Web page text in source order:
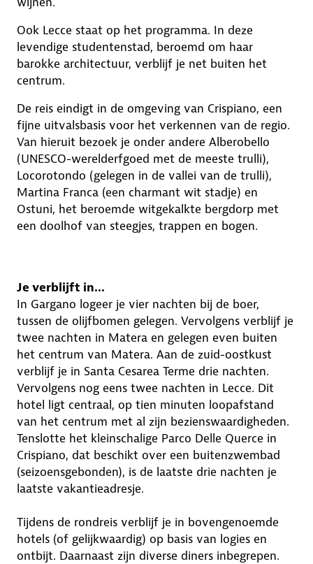
Ook Lecce staat op het programma. In deze
levendige studentenstad, beroemd om haar
barokke architectuur, verblijf je net buiten het
centrum.
De reis eindigt in de omgeving van Crispiano, een
fijne uitvalsbasis voor het verkennen van de regio.
Van hieruit bezoek je onder andere Alberobello
(UNESCO-werelderfgoed met de meeste trulli),
Locorotondo (gelegen in de vallei van de trulli),
Martina Franca (een charmant wit stadje) en
Ostuni, het beroemde witgekalkte bergdorp met
een doolhof van steegjes, trappen en bogen.
Je verblijft in...
In Gargano logeer je vier nachten bij de boer,
tussen de olijfbomen gelegen. Vervolgens verblijf je
twee nachten in Matera en gelegen even buiten
het centrum van Matera. Aan de zuid-oostkust
verblijf je in Santa Cesarea Terme drie nachten.
Vervolgens nog eens twee nachten in Lecce. Dit
hotel ligt centraal, op tien minuten loopafstand
van het centrum met al zijn bezienswaardigheden.
Tenslotte het kleinschalige Parco Delle Querce in
Crispiano, dat beschikt over een buitenzwembad
(seizoensgebonden), is de laatste drie nachten je
laatste vakantieadresje.
Tijdens de rondreis verblijf je in bovengenoemde
hotels (of gelijkwaardig) op basis van logies en
ontbijt. Daarnaast zijn diverse diners inbegrepen.